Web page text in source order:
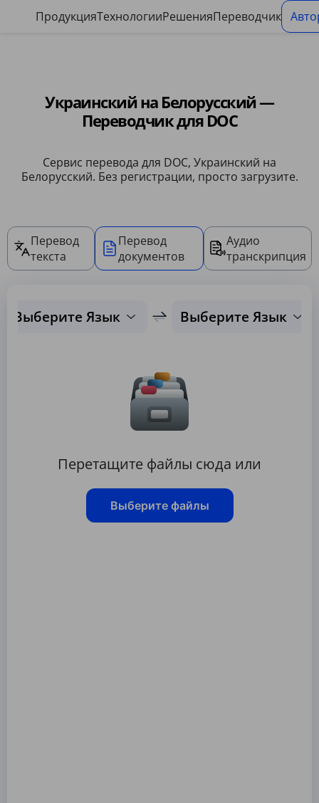
ПродукцияТехнологииРешенияПереводчик
Украинский на Белорусский —
Переводчик для DOC
Сервис перевода для DOC, Украинский на
Белорусский. Без регистрации, просто загрузите.
Перевод
текста
Перевод
документов
Аудио
транскрипция
Выберите Язык Выберите Язык
Перетащите файлы сюда или
Выберите файлы